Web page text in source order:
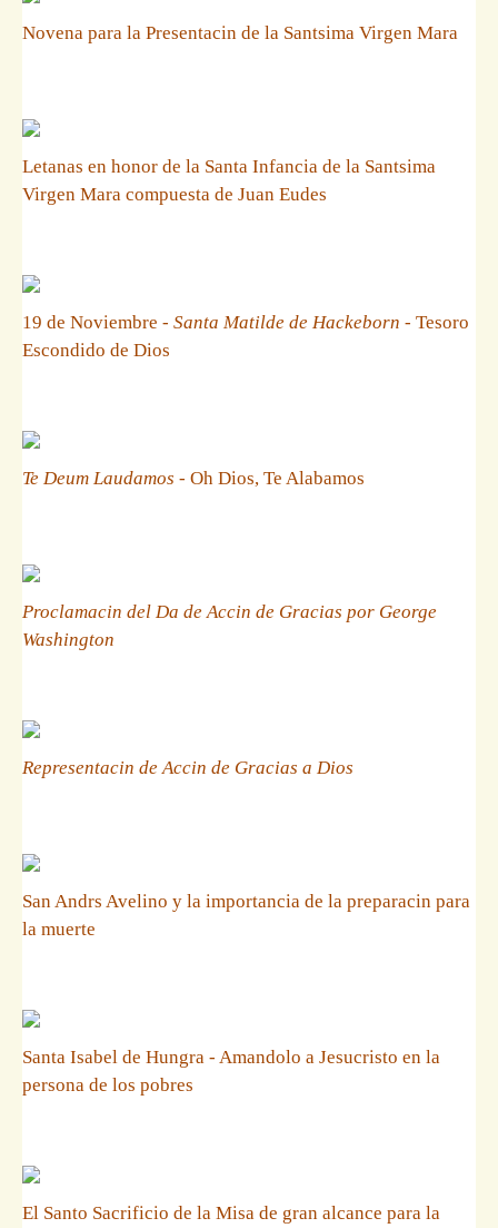
Novena para la Presentacin de la Santsima Virgen Mara
Letanas en honor de la Santa Infancia de la Santsima
Virgen Mara compuesta de Juan Eudes
19 de Noviembre - Santa Matilde de Hackeborn - Tesoro
Escondido de Dios
Te Deum Laudamos - Oh Dios, Te Alabamos
Proclamacin del Da de Accin de Gracias por George
Washington
Representacin de Accin de Gracias a Dios
San Andrs Avelino y la importancia de la preparacin para
la muerte
Santa Isabel de Hungra - Amandolo a Jesucristo en la
persona de los pobres
El Santo Sacrificio de la Misa de gran alcance para la